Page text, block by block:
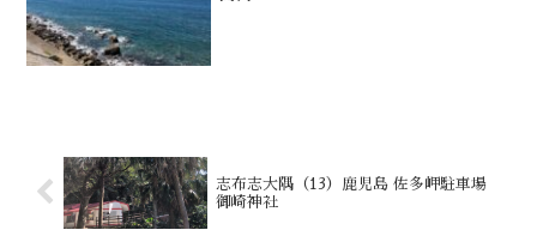
志布志大隅（13）鹿児島 佐多岬駐車場
御崎神社